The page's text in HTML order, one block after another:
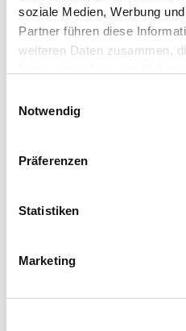
soziale Medien, Werbung
Partner führen diese
weiteren Daten zusammen,
Cookies, wenn Sie unsere
Notwendig
Präferenzen
Statistiken
Marketing
OG - Langendorf
Hegelstraße 2
OG -
06667 Reichardtswerben
OG - Theißen
OG - Gröbitz